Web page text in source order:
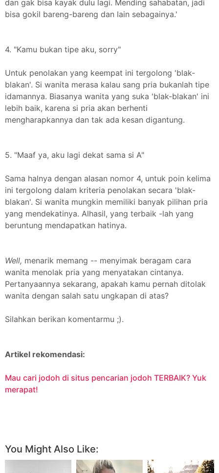
dan gak bisa kayak dulu lagi. Mending sahabatan, jadi
bisa gokil bareng-bareng dan lain sebagainya.'
4. "Kamu bukan tipe aku, sorry"
Untuk penolakan yang keempat ini tergolong 'blak-
blakan'. Si wanita merasa kalau sang pria bukanlah tipe
idamannya. Biasanya wanita yang suka 'blak-blakan' ini
lebih baik, karena si pria akan berhenti
mengharapkannya dan tak ada kesan digantung.
5. "Maaf ya, aku lagi dekat sama si A"
Sama halnya dengan alasan nomor 4, untuk poin kelima
ini tergolong dalam kriteria penolakan secara 'blak-
blakan'. Si wanita mungkin memiliki banyak pilihan pria
yang mendekatinya. Alhasil, yang terbaik -lah yang
beruntung mendapatkan hatinya.
Well, menarik memang -- menyimak beragam cara
wanita menolak pria yang menyatakan cintanya.
Pertanyaannya sekarang, apakah kamu pernah ditolak
wanita dengan salah satu ungkapan di atas?
Silahkan berikan komentarmu ;).
Artikel rekomendasi:
Mau cari jodoh di situs pencarian jodoh TERBAIK? Yuk
merapat!
Facebook Twitter
You Might Also Like: